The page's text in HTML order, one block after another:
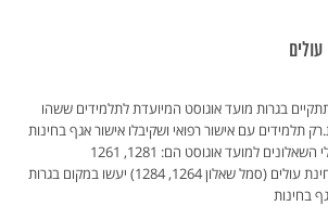
יקרים,ביום שני 3/8 תתקיים בגרות מועד אוגוסט המיועדת לתלמידים ששהו
תלמידים עם אישור רפואי ושקיבלו אישור אגף בחינות
יוכלו להיבחן במועד זה.סמלי השאלונים למועד אוגוסט הם: 1281, 1261
בלבד.תלמידים הזכאים לבחינת עולים (סמל שאלון 1264, 1284) יעשו במקום בגרות
בחינות